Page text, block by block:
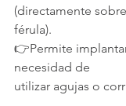
(directamente
férula).
👉Permite
necesidad de
utilizar agujas o